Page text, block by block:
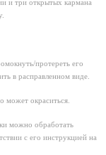
и три открытых кармана
протереть его
в расправленном виде.
может окраситься.
можно обработать
с его инструкцией на